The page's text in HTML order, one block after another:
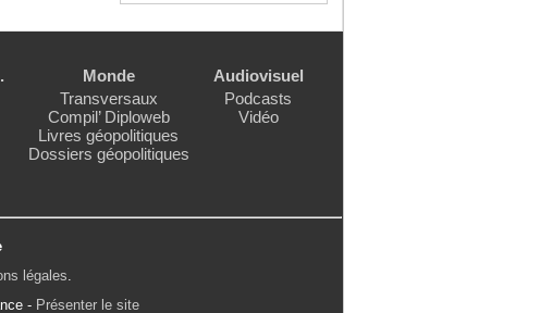
Monde
Transversaux
Compil’ Diploweb
Livres géopolitiques
Dossiers géopolitiques
Audiovisuel
Podcasts
Vidéo
légales
- Présenter le site